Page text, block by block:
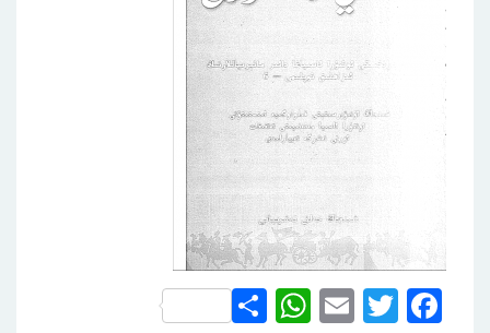
Facebook
Twitter
Email
WhatsApp
Share